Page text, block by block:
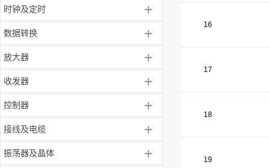
时钟及定时 +
数据转换 +
放大器 +
收发器 +
控制器 +
接线及电缆 +
振荡器及晶体 +
16
17
18
19